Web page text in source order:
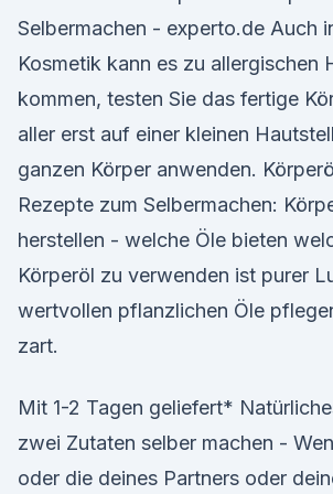
Selbermachen - experto.de Auch
Kosmetik kann es zu allergischen
kommen, testen Sie das fertige
aller erst auf einer kleinen
ganzen Körper anwenden.
Rezepte zum Selbermachen:
herstellen - welche Öle bieten
Körperöl zu verwenden ist purer
wertvollen pflanzlichen Öle
zart.
Mit 1-2 Tagen geliefert*
zwei Zutaten selber machen -
oder die deines Partners oder